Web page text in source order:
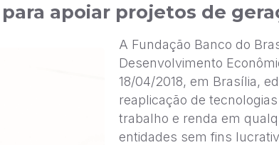
apoiar projetos de
A Fundação Banco do
Desenvolvimento
18/04/2018, em Brasília,
reaplicação de
trabalho e renda em
entidades sem fins